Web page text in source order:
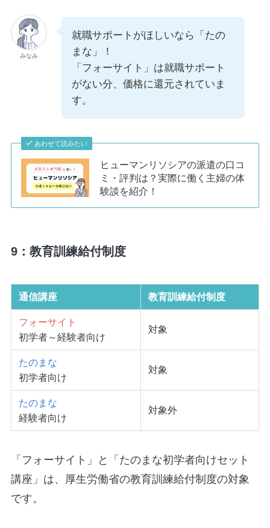
みなみ
就職サポートがほしいなら「たの
まな」！
「フォーサイト」は就職サポート
がない分、価格に還元されていま
す。
あわせて読みたい
ヒューマンリソシアの派遣の口コ
ミ・評判は？実際に働く主婦の体
験談を紹介！
9：教育訓練給付制度
通信講座 教育訓練給付制度
フォーサイト
初学者～経験者向け
対象
たのまな
初学者向け
対象
たのまな
経験者向け
対象外
「フォーサイト」と「たのまな初学者向けセット
講座」は、厚生労働省の教育訓練給付制度の対象
です。